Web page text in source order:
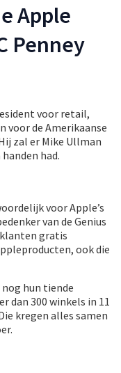
Apple
Penney
voor retail,
voor de Amerikaanse
zal er Mike Ullman
had.
voor Apple’s
van de Genius
klanten gratis
ook die
hun tiende
dan 300 winkels in 11
kregen alles samen